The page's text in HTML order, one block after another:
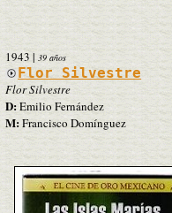
1943| 39 años
Flor Silvestre
Flor Silvestre
D:Emilio Fernández
M:Francisco Domínguez